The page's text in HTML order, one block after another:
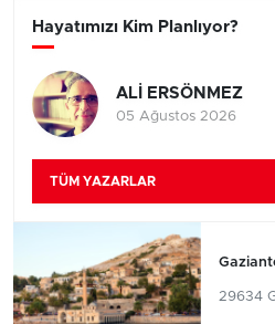
Hayatımızı Kim Planlıyor?
ALİ ERSÖNMEZ
05 Ağustos 2026
TÜM YAZARLAR
29634